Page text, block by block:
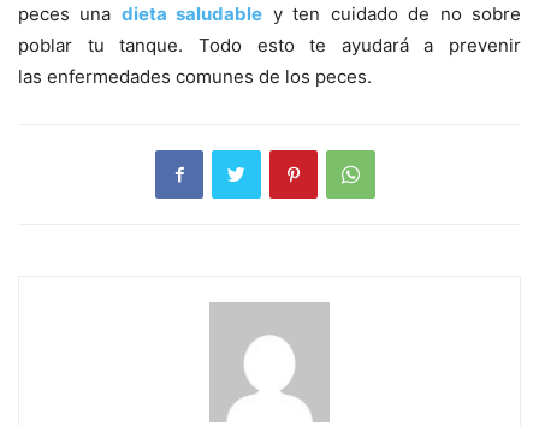
peces una dieta saludable y ten cuidado de no sobre
poblar tu tanque. Todo esto te ayudará a prevenir
las enfermedades comunes de los peces.